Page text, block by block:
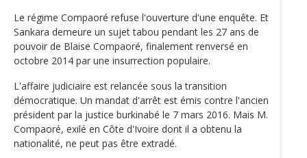
Le régime Compaoré refuse l'ouverture d'une enquête. Et
Sankara demeure un sujet tabou pendant les 27 ans de
pouvoir de Blaise Compaoré, finalement renversé en
octobre 2014 par une insurrection populaire.
L'affaire judiciaire est relancée sous la transition
démocratique. Un mandat d'arrêt est émis contre l'ancien
président par la justice burkinabé le 7 mars 2016. Mais M.
Compaoré, exilé en Côte d'Ivoire dont il a obtenu la
nationalité, ne peut pas être extradé.